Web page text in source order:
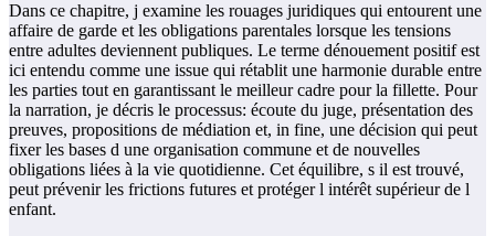
Dans ce chapitre, j examine les rouages juridiques qui entourent une
affaire de garde et les obligations parentales lorsque les tensions
entre adultes deviennent publiques. Le terme dénouement positif est
ici entendu comme une issue qui rétablit une harmonie durable entre
les parties tout en garantissant le meilleur cadre pour la fillette. Pour
la narration, je décris le processus: écoute du juge, présentation des
preuves, propositions de médiation et, in fine, une décision qui peut
fixer les bases d une organisation commune et de nouvelles
obligations liées à la vie quotidienne. Cet équilibre, s il est trouvé,
peut prévenir les frictions futures et protéger l intérêt supérieur de l
enfant.